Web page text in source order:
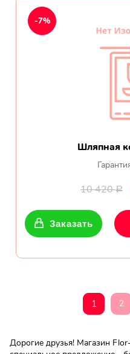
Шляпная
10 420Р
-7%
Заказать
1 2
Дорогие друзья! Магазин